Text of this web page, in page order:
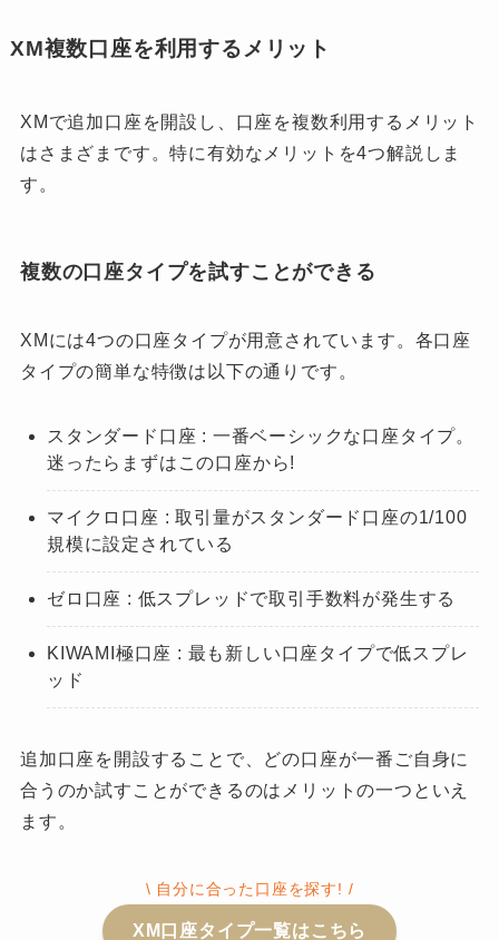
XM複数口座を利用するメリット
XMで追加口座を開設し、口座を複数利用するメリット
はさまざまです。特に有効なメリットを4つ解説しま
す。
複数の口座タイプを試すことができる
XMには4つの口座タイプが用意されています。各口座
タイプの簡単な特徴は以下の通りです。
スタンダード口座 : 一番ベーシックな口座タイプ。
迷ったらまずはこの口座から!
マイクロ口座 : 取引量がスタンダード口座の1/100
規模に設定されている
ゼロ口座 : 低スプレッドで取引手数料が発生する
KIWAMI極口座 : 最も新しい口座タイプで低スプレ
ッド
追加口座を開設することで、どの口座が一番ご自身に
合うのか試すことができるのはメリットの一つといえ
ます。
\ 自分に合った口座を探す! /
XM口座タイプ一覧はこちら